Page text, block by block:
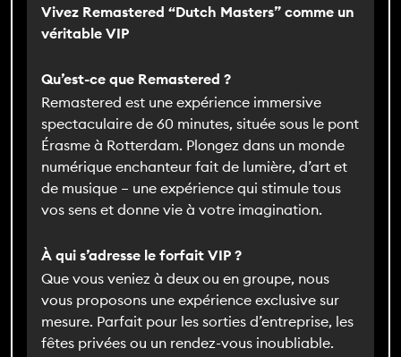
Vivez Remastered “Dutch Masters” comme un
véritable VIP
Qu’est-ce que Remastered ?
Remastered est une expérience immersive
spectaculaire de 60 minutes, située sous le pont
Érasme à Rotterdam. Plongez dans un monde
numérique enchanteur fait de lumière, d’art et
de musique – une expérience qui stimule tous
vos sens et donne vie à votre imagination.
À qui s’adresse le forfait VIP ?
Que vous veniez à deux ou en groupe, nous
vous proposons une expérience exclusive sur
mesure. Parfait pour les sorties d’entreprise, les
fêtes privées ou un rendez-vous inoubliable.